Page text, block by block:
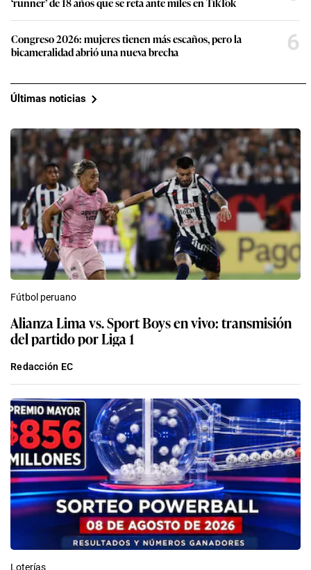
Congreso 2026: mujeres tienen más escaños, pero la
bicameralidad abrió una nueva brecha
6
Últimas noticias
Fútbol peruano
Alianza Lima vs. Sport Boys en vivo: transmisión
del partido por Liga 1
Redacción EC
Loterías